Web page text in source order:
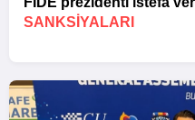
SANKSIYALARI